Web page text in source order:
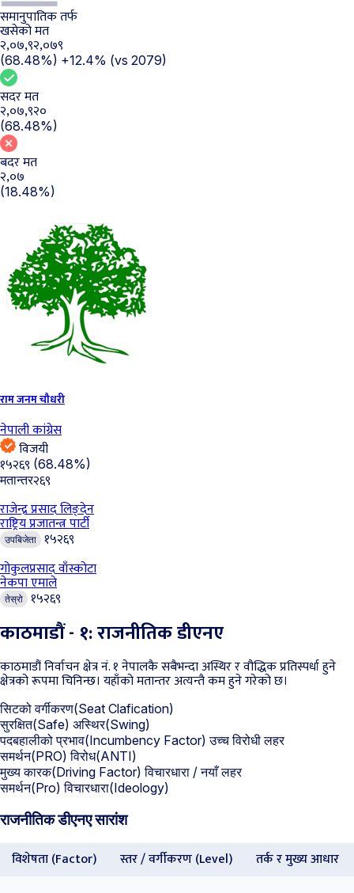
समानुपातिक तर्फ
खसेको मत
२,०७,९२,०७९
(68.48%) +12.4% (vs 2079)
सदर मत
२,०७,९२०
(68.48%)
बदर मत
२,०७
(18.48%)
राम जनम चौधरी
नेपाली कांग्रेस
विजयी
१५२६९ (68.48%)
मतान्तर२६९
राजेन्द्र प्रसाद लिङ्देन
राष्ट्रिय प्रजातन्त्र पार्टी
उपबिजेता
१५२६९
गोकुलप्रसाद वाँस्कोटा
नेकपा एमाले
तेस्रो १५२६९
काठमाडौं - १: राजनीतिक डीएनए
काठमाडौं निर्वाचन क्षेत्र नं. १ नेपालकै सबैभन्दा अस्थिर र वौद्धिक प्रतिस्पर्धा हुने
क्षेत्रको रूपमा चिनिन्छ। यहाँको मतान्तर अत्यन्तै कम हुने गरेको छ।
सिटको वर्गीकरण(Seat Clafication)
सुरक्षित(Safe) अस्थिर(Swing)
पदबहालीको प्रभाव(Incumbency Factor) उच्च विरोधी लहर
समर्थन(PRO) विरोध(ANTI)
मुख्य कारक(Driving Factor) विचारधारा / नयाँ लहर
समर्थन(Pro) विचारधारा(Ideology)
राजनीतिक डीएनए सारांश
विशेषता (Factor) स्तर / वर्गीकरण (Level) तर्क र मुख्य आधार